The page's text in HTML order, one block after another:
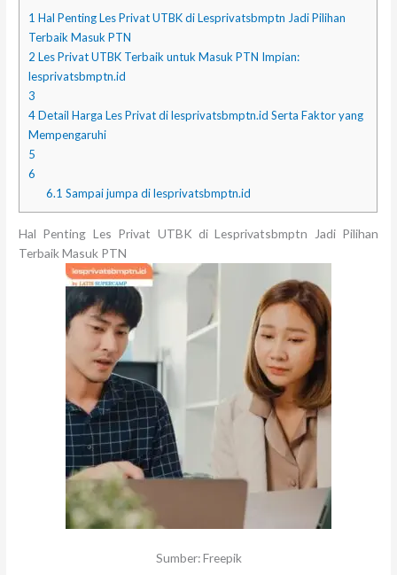
1 Hal Penting Les Privat UTBK di Lesprivatsbmptn Jadi Pilihan
Terbaik Masuk PTN
2 Les Privat UTBK Terbaik untuk Masuk PTN Impian:
lesprivatsbmptn.id
3
4Detail Harga Les Privat di lesprivatsbmptn.id Serta Faktor yang
Mempengaruhi
5
6
6.1 Sampai jumpa di lesprivatsbmptn.id
Hal Penting Les Privat UTBK di Lesprivatsbmptn Jadi Pilihan
Terbaik Masuk PTN
Sumber: Freepik